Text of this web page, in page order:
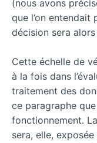
(nous avons
que l’on entendait
décision sera
Cette échelle de
à la fois dans
traitement des
ce paragraphe
fonctionnement.
sera, elle,